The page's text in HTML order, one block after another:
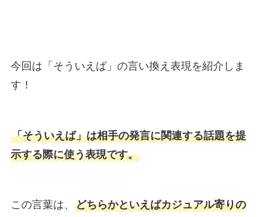
今回は「そういえば」の言い換え表現を紹介しま
す！
「そういえば」は相手の発言に関連する話題を提
示する際に使う表現です。
この言葉は、 どちらかといえばカジュアル寄りの